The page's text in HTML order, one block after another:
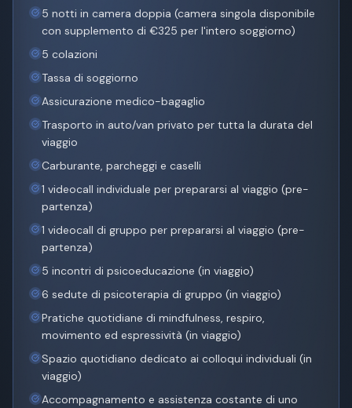
5 notti in camera doppia (camera singola disponibile
con supplemento di €325 per l'intero soggiorno)
5 colazioni
Tassa di soggiorno
Assicurazione medico-bagaglio
Trasporto in auto/van privato per tutta la durata del
viaggio
Carburante, parcheggi e caselli
1 videocall individuale per prepararsi al viaggio (pre-
partenza)
1 videocall di gruppo per prepararsi al viaggio (pre-
partenza)
5 incontri di psicoeducazione (in viaggio)
6 sedute di psicoterapia di gruppo (in viaggio)
Pratiche quotidiane di mindfulness, respiro,
movimento ed espressività (in viaggio)
Spazio quotidiano dedicato ai colloqui individuali (in
viaggio)
Accompagnamento e assistenza costante di uno